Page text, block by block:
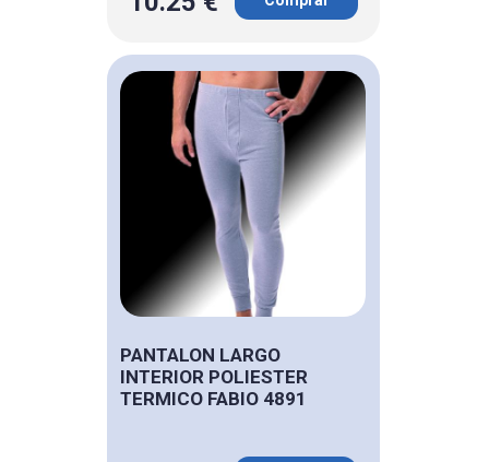
PANTALON LARGO
INTERIOR POLIESTER
TERMICO FABIO 4891